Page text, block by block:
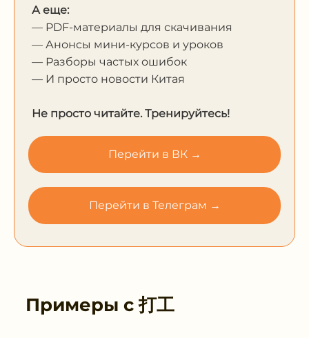
А еще:
— PDF-материалы для скачивания
— Анонсы мини-курсов и уроков
— Разборы частых ошибок
— И просто новости Китая
Не просто читайте. Тренируйтесь!
Перейти в ВК →
Перейти в Телеграм →
Примеры с打工